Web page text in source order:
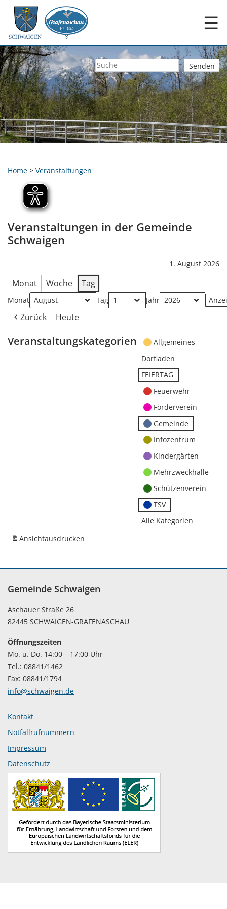
☰
Home > Veranstaltungen
Veranstaltungen in der Gemeinde
Schwaigen
1. August 2026
Monat Woche Tag
Monat Tag Jahr
Zurück Heute
Veranstaltungskategorien
Allgemeines
Dorfladen
FEIERTAG
Feuerwehr
Förderverein
Gemeinde
Infozentrum
Kindergärten
Mehrzweckhalle
Schützenverein
TSV
Alle Kategorien
Ansichtausdrucken
Gemeinde Schwaigen
Aschauer Straße 26
82445 SCHWAIGEN-GRAFENASCHAU
Öffnungszeiten
Mo. u. Do. 14:00 – 17:00 Uhr
Tel.: 08841/1462
Fax: 08841/1794
info@schwaigen.de
Kontakt
Notfallrufnummern
Impressum
Datenschutz